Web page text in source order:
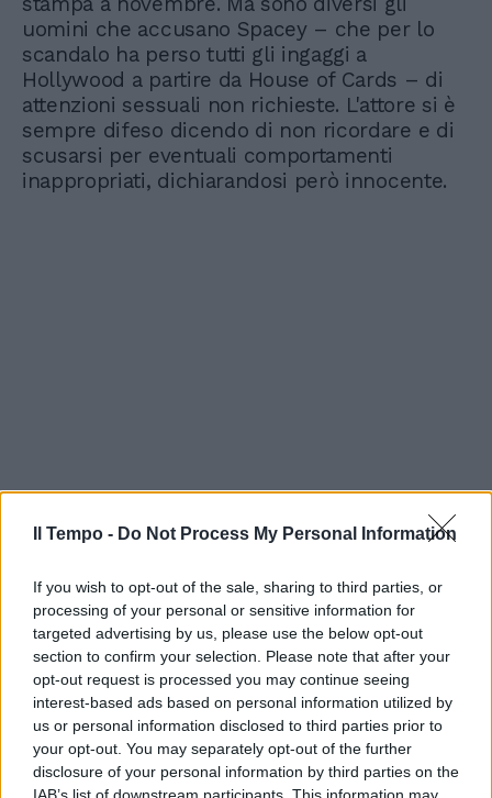
Il Tempo - Do Not Process My Personal Information
If you wish to opt-out of the sale, sharing to third parties, or
processing of your personal or sensitive information for
targeted advertising by us, please use the below opt-out
section to confirm your selection. Please note that after your
opt-out request is processed you may continue seeing
interest-based ads based on personal information utilized by
us or personal information disclosed to third parties prior to
your opt-out. You may separately opt-out of the further
disclosure of your personal information by third parties on the
uomini che accusano Spacey – che per lo
scandalo ha perso tutti gli ingaggi a
Hollywood a partire da House of Cards – di
attenzioni sessuali non richieste. L'attore si è
sempre difeso dicendo di non ricordare e di
scusarsi per eventuali comportamenti
inappropriati, dichiarandosi però innocente.